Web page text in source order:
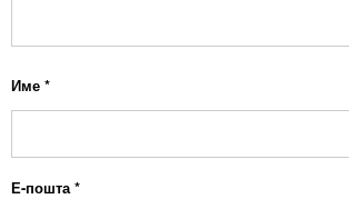
Име *
Е-пошта*